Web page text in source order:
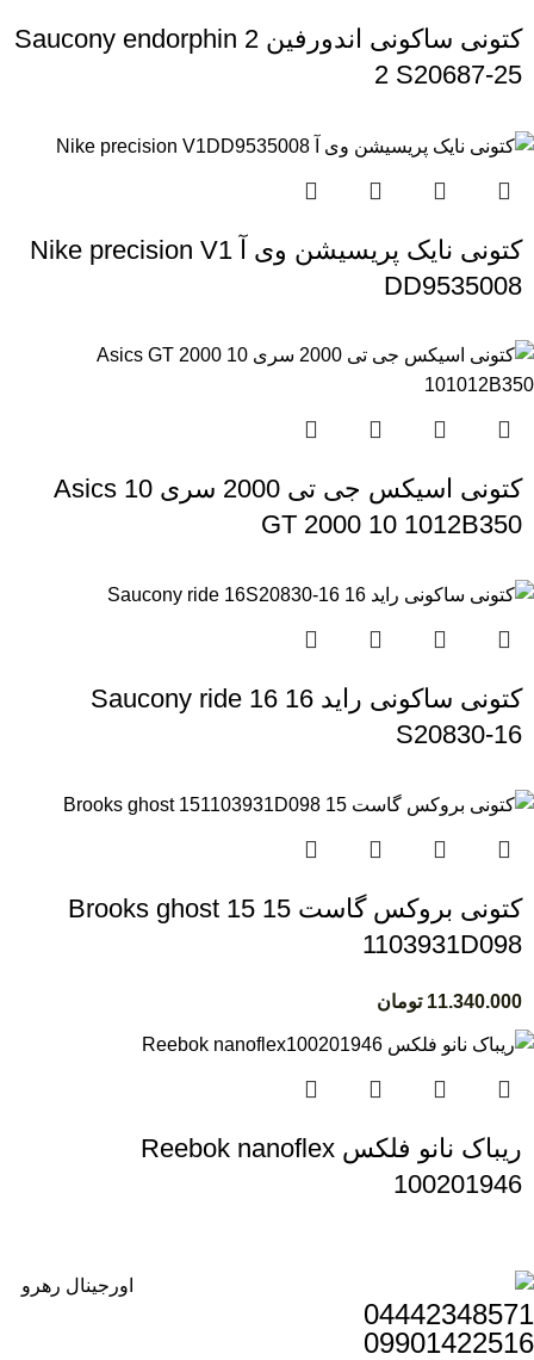
کتونی ساکونی اندورفین 2 Saucony endorphin
2 S20687-25
کتونی نایک پریسیشن وی آ Nike precision V1
DD9535008
کتونی اسیکس جی تی 2000 سری 10 Asics
GT 2000 10 1012B350
کتونی ساکونی راید 16 Saucony ride 16
S20830-16
کتونی بروکس گاست 15 Brooks ghost 15
1103931D098
11.340.000 تومان
ریباک نانو فلکس Reebok nanoflex
100201946
04442348571
09901422516